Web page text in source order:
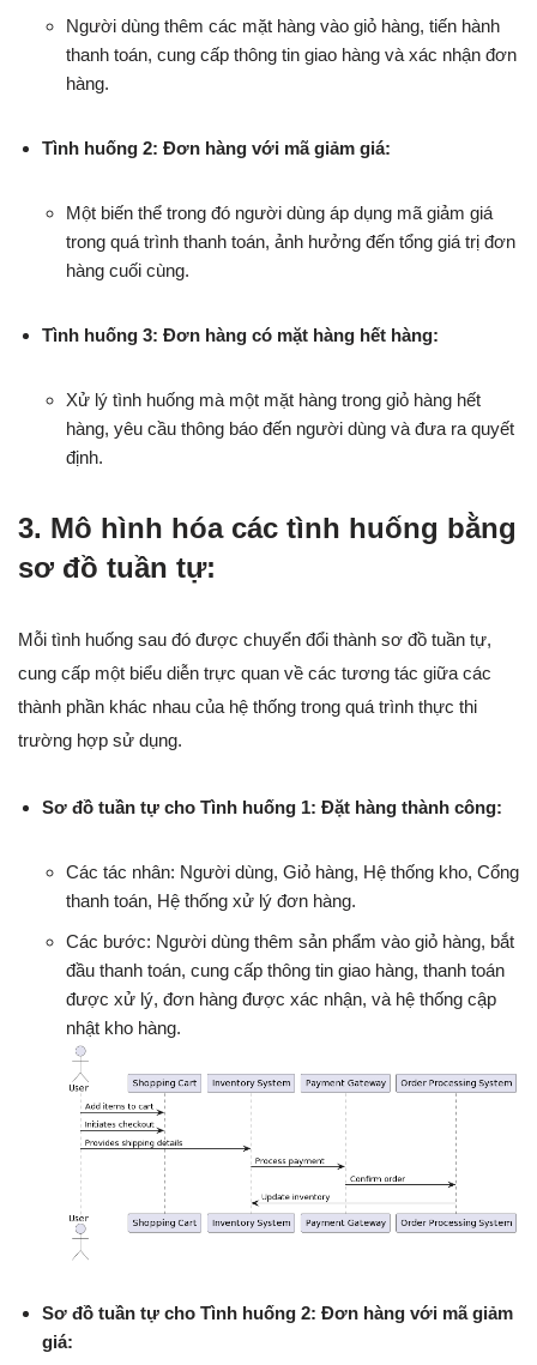
Người dùng thêm các mặt hàng vào giỏ hàng, tiến hành
thanh toán, cung cấp thông tin giao hàng và xác nhận đơn
hàng.
Tình huống 2: Đơn hàng với mã giảm giá:
Một biến thể trong đó người dùng áp dụng mã giảm giá
trong quá trình thanh toán, ảnh hưởng đến tổng giá trị đơn
hàng cuối cùng.
Tình huống 3: Đơn hàng có mặt hàng hết hàng:
Xử lý tình huống mà một mặt hàng trong giỏ hàng hết
hàng, yêu cầu thông báo đến người dùng và đưa ra quyết
định.
3. Mô hình hóa các tình huống bằng
sơ đồ tuần tự:
Mỗi tình huống sau đó được chuyển đổi thành sơ đồ tuần tự,
cung cấp một biểu diễn trực quan về các tương tác giữa các
thành phần khác nhau của hệ thống trong quá trình thực thi
trường hợp sử dụng.
Sơ đồ tuần tự cho Tình huống 1: Đặt hàng thành công:
Các tác nhân: Người dùng, Giỏ hàng, Hệ thống kho, Cổng
thanh toán, Hệ thống xử lý đơn hàng.
Các bước: Người dùng thêm sản phẩm vào giỏ hàng, bắt
đầu thanh toán, cung cấp thông tin giao hàng, thanh toán
được xử lý, đơn hàng được xác nhận, và hệ thống cập
nhật kho hàng.
Sơ đồ tuần tự cho Tình huống 2: Đơn hàng với mã giảm
giá: